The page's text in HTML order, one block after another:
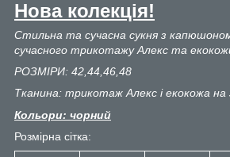
Нова колекція!
Стильна та сучасна сукня з
сучасного трикотажу Алекс та
РОЗМІРИ: 42,44,46,48
Тканина: трикотаж Алекс і екокожа на
Кольори: чорний
Розмірна сітка: